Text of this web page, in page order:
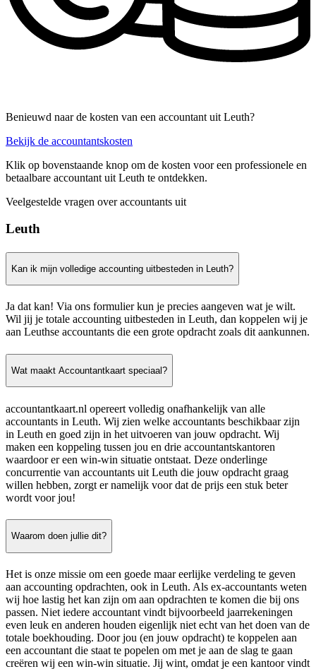
Benieuwd naar de kosten van een accountant uit Leuth?
Bekijk de accountantskosten
Klik op bovenstaande knop om de kosten voor een professionele en
betaalbare accountant uit Leuth te ontdekken.
Veelgestelde vragen over accountants uit
Leuth
Kan ik mijn volledige accounting uitbesteden in Leuth?
Ja dat kan! Via ons formulier kun je precies aangeven wat je wilt.
Wil jij je totale accounting uitbesteden in Leuth, dan koppelen wij je
aan Leuthse accountants die een grote opdracht zoals dit aankunnen.
Wat maakt Accountantkaart speciaal?
accountantkaart.nl opereert volledig onafhankelijk van alle
accountants in Leuth. Wij zien welke accountants beschikbaar zijn
in Leuth en goed zijn in het uitvoeren van jouw opdracht. Wij
maken een koppeling tussen jou en drie accountantskantoren
waardoor er een win-win situatie ontstaat. Deze onderlinge
concurrentie van accountants uit Leuth die jouw opdracht graag
willen hebben, zorgt er namelijk voor dat de prijs een stuk beter
wordt voor jou!
Waarom doen jullie dit?
Het is onze missie om een goede maar eerlijke verdeling te geven
aan accounting opdrachten, ook in Leuth. Als ex-accountants weten
wij hoe lastig het kan zijn om aan opdrachten te komen die bij ons
passen. Niet iedere accountant vindt bijvoorbeeld jaarrekeningen
even leuk en anderen houden eigenlijk niet echt van het doen van de
totale boekhouding. Door jou (en jouw opdracht) te koppelen aan
een accountant die staat te popelen om met je aan de slag te gaan
creëren wij een win-win situatie. Jij wint, omdat je een kantoor vindt